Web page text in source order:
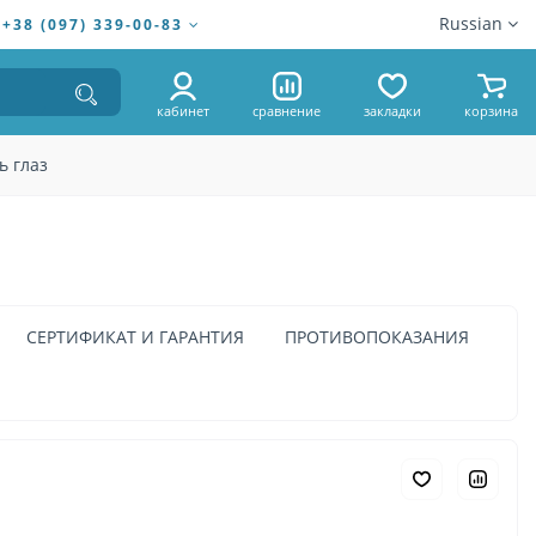
+38 (097) 339-00-83 Russian
кабинет сравнение закладки корзина
глаз
СЕРТИФИКАТ И ГАРАНТИЯ ПРОТИВОПОКАЗАНИЯ